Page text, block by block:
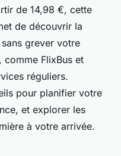
de 14,98 €, cette
de découvrir la
grever votre
FlixBus et
réguliers.
pour planifier votre
et explorer les
à votre arrivée.